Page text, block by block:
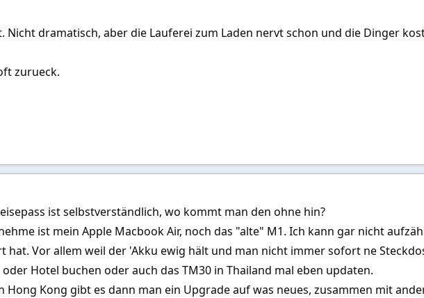
Nicht dramatisch, aber die Lauferei zum Laden nervt schon und die Dinger
zurueck.
ist selbstverständlich, wo kommt man den ohne hin?
ist mein Apple Macbook Air, noch das "alte" M1. Ich kann gar nicht
hat. Vor allem weil der 'Akku ewig hält und man nicht immer sofort ne
Hotel buchen oder auch das TM30 in Thailand mal eben updaten.
Hong Kong gibt es dann man ein Upgrade auf was neues, zusammen mit